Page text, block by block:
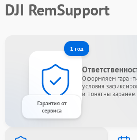
DJI RemSupport
1 год
Гарантия от
сервиса
Оформляем
условия
и понятны заранее.